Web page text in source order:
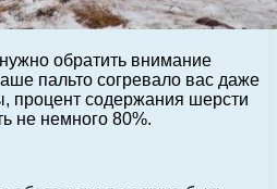
обратить внимание
пальто согревало вас даже
процент содержания шерсти
не немного 80%.